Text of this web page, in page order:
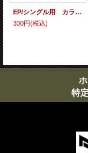
EP/シングル用 カラースリーヴ（全4色） 5枚セット
330円(税込)
特